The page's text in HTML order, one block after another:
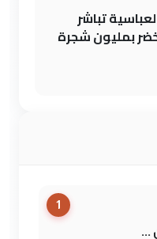
العباسية تباشر
بمليون شجرة
1
...